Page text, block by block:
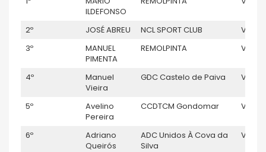
ILDEFONSO
2º JOSÉ ABREU NCL SPORT CLUB V5
3º
MANUEL
PIMENTA
REMOLPINTA V5
4º
Manuel
Vieira
GDC Castelo de Paiva V5
5º
Avelino
Pereira
CCDTCM Gondomar V5
6º
Adriano
Queirós
ADC Unidos À Cova da
Silva
V5